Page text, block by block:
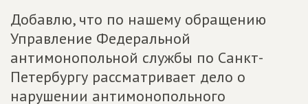
Добавлю, что по нашему обращению
Управление Федеральной
антимонопольной службы по Санкт-
Петербургу рассматривает дело о
нарушении антимонопольного